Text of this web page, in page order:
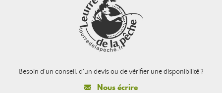
Besoin d'un conseil, d'un devis ou de vérifier une disponibilité ?
Nous écrire